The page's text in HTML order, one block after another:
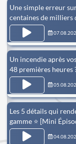
Une simple erreur
centaines de milliers
Un incendie après
48 premières heures
Les 5 détails qui
gamme ⭐ [Mini